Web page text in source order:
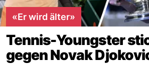
«Er wird älter»
Tennis-Youngster
gegen Novak